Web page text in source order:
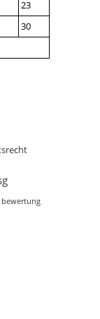
23
30
bewertung